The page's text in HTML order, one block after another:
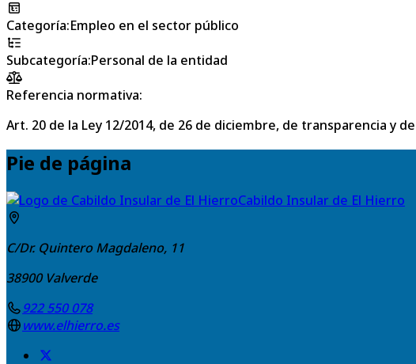
Categoría:Empleo en el sector público
Subcategoría:Personal de la entidad
Referencia normativa:
Art. 20 de la Ley 12/2014, de 26 de diciembre, de transparencia y
Pie de página
Cabildo Insular de El Hierro
C/Dr. Quintero Magdaleno, 11
38900 Valverde
922 550 078
www.elhierro.es